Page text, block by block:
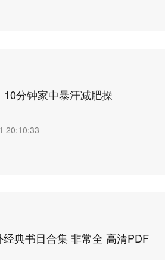
分钟家中暴汗减肥操
20:10:33
典书目合集 非常全 高清PDF